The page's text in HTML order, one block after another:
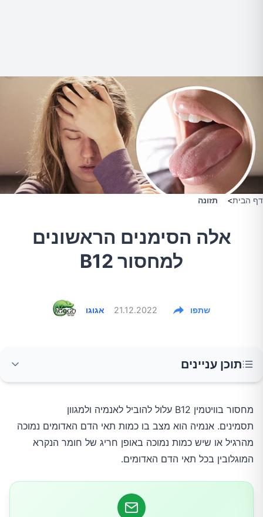
דף הבית> תזונה
אלה הסימנים הראשונים
למחסור B12
אגוגו 21.12.2022 שתפו
תוכן עניינים
הסימנים למחסור B12
איך מטפלים
מחסור בוויטמין B12 עלול להוביל לאנמיה ולמגוון
תסמינים. אנמיה הוא מצב בו כמות תאי הדם האדומים נמוכה
מהרגיל או שיש כמות נמוכה באופן חריג של חומר הנקרא
המוגלובין בכל תאי הדם האדומים.